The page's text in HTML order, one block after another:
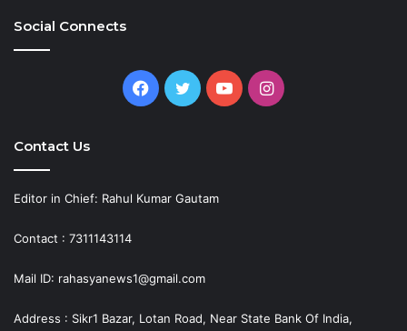
Social Connects
Facebook
TwitterYouTubeInstagram
Contact Us
Editor in Chief: Rahul Kumar Gautam
Contact : 7311143114
Mail ID: rahasyanews1@gmail.com
Address : Sikr1 Bazar, Lotan Road, Near State Bank Of India,